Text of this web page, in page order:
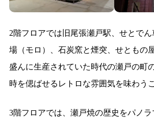
2階フロアでは旧尾張瀬戸駅、せとで
場（モロ）、石炭窯と煙突、せともの
盛んに生産されていた時代の瀬戸の町
時を偲ばせるレトロな雰囲気を味わう
3階フロアでは、瀬戸焼の歴史をパノラ